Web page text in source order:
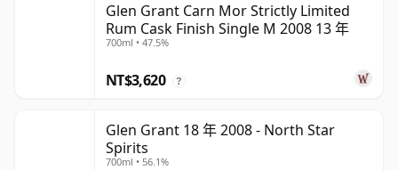
Glen Grant Carn Mor Strictly Limited
Rum Cask Finish Single M 2008 13 年
700ml • 47.5%
NT$3,620 ?
Glen Grant 18 年 2008 - North Star
Spirits
700ml • 56.1%